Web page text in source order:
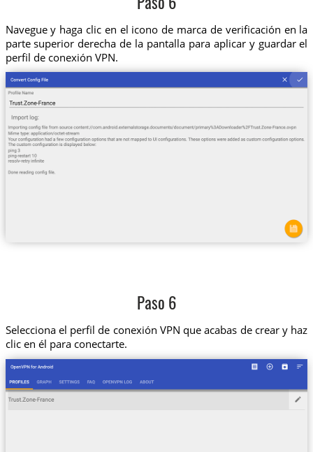
Paso 6
Navegue y haga clic en el icono de marca de verificación en la
parte superior derecha de la pantalla para aplicar y guardar el
perfil de conexión VPN.
Paso 6
Selecciona el perfil de conexión VPN que acabas de crear y haz
clic en él para conectarte.